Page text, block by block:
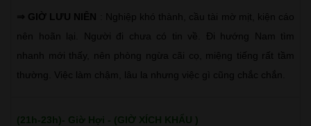
⇒ GIỜ LƯU NIÊN
: Nghiệp khó thành, cầu tài mờ mịt, kiện cáo
nên hoãn lại. Người đi chưa có tin về. Đi hướng Nam tìm
nhanh mới thấy, nên phòng ngừa cãi cọ, miệng tiếng rất tầm
thường. Việc làm chậm, lâu la nhưng việc gì cũng chắc chắn.
(21h-23h)- Giờ Hợi - (GIỜ XÍCH KHẨU )